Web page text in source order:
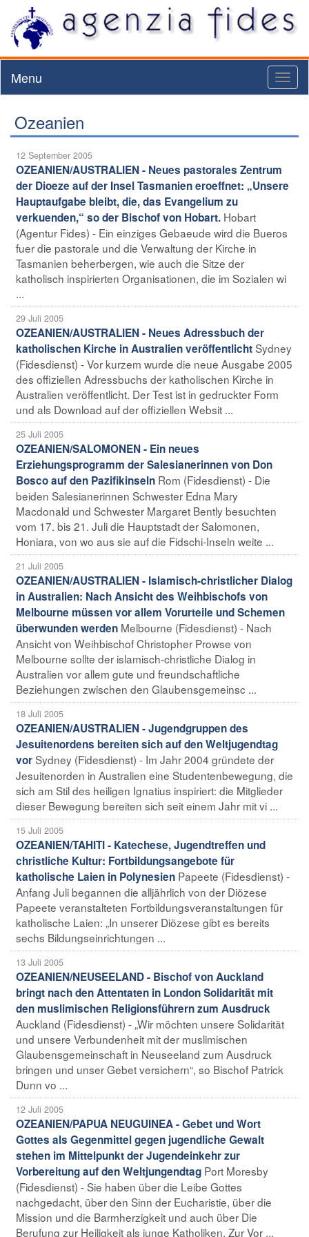
Menu
Ozeanien
12 September 2005
OZEANIEN/AUSTRALIEN - Neues pastorales Zentrum
der Dioeze auf der Insel Tasmanien eroeffnet: „Unsere
Hauptaufgabe bleibt, die, das Evangelium zu
verkuenden,“ so der Bischof von Hobart. Hobart
(Agentur Fides) - Ein einziges Gebaeude wird die Bueros
fuer die pastorale und die Verwaltung der Kirche in
Tasmanien beherbergen, wie auch die Sitze der
katholisch inspirierten Organisationen, die im Sozialen wi
...
29 Juli 2005
OZEANIEN/AUSTRALIEN - Neues Adressbuch der
katholischen Kirche in Australien veröffentlichtSydney
(Fidesdienst) - Vor kurzem wurde die neue Ausgabe 2005
des offiziellen Adressbuchs der katholischen Kirche in
Australien veröffentlicht. Der Test ist in gedruckter Form
und als Download auf der offiziellen Websit ...
25 Juli 2005
OZEANIEN/SALOMONEN - Ein neues
Erziehungsprogramm der Salesianerinnen von Don
Bosco auf den Pazifikinseln Rom (Fidesdienst) - Die
beiden Salesianerinnen Schwester Edna Mary
Macdonald und Schwester Margaret Bently besuchten
vom 17. bis 21. Juli die Hauptstadt der Salomonen,
Honiara, von wo aus sie auf die Fidschi-Inseln weite ...
21 Juli 2005
OZEANIEN/AUSTRALIEN - Islamisch-christlicher Dialog
in Australien: Nach Ansicht des Weihbischofs von
Melbourne müssen vor allem Vorurteile und Schemen
überwunden werden Melbourne (Fidesdienst) - Nach
Ansicht von Weihbischof Christopher Prowse von
Melbourne sollte der islamisch-christliche Dialog in
Australien vor allem gute und freundschaftliche
Beziehungen zwischen den Glaubensgemeinsc ...
18 Juli 2005
OZEANIEN/AUSTRALIEN - Jugendgruppen des
Jesuitenordens bereiten sich auf den Weltjugendtag
vorSydney (Fidesdienst) - Im Jahr 2004 gründete der
Jesuitenorden in Australien eine Studentenbewegung, die
sich am Stil des heiligen Ignatius inspiriert: die Mitglieder
dieser Bewegung bereiten sich seit einem Jahr mit vi ...
15 Juli 2005
OZEANIEN/TAHITI - Katechese, Jugendtreffen und
christliche Kultur: Fortbildungsangebote für
katholische Laien in Polynesien Papeete (Fidesdienst) -
Anfang Juli begannen die alljährlich von der Diözese
Papeete veranstalteten Fortbildungsveranstaltungen für
katholische Laien: „In unserer Diözese gibt es bereits
sechs Bildungseinrichtungen ...
13 Juli 2005
OZEANIEN/NEUSEELAND - Bischof von Auckland
bringt nach den Attentaten in London Solidarität mit
den muslimischen Religionsführern zum Ausdruck
Auckland (Fidesdienst) - „Wir möchten unsere Solidarität
und unsere Verbundenheit mit der muslimischen
Glaubensgemeinschaft in Neuseeland zum Ausdruck
bringen und unser Gebet versichern“, so Bischof Patrick
Dunn vo ...
12 Juli 2005
OZEANIEN/PAPUA NEUGUINEA - Gebet und Wort
Gottes als Gegenmittel gegen jugendliche Gewalt
stehen im Mittelpunkt der Jugendeinkehr zur
Vorbereitung auf den Weltjungendtag Port Moresby
(Fidesdienst) - Sie haben über die Leibe Gottes
nachgedacht, über den Sinn der Eucharistie, über die
Mission und die Barmherzigkeit und auch über Die
Berufung zur Heiligkeit als junge Katholiken. Zur Vor ...